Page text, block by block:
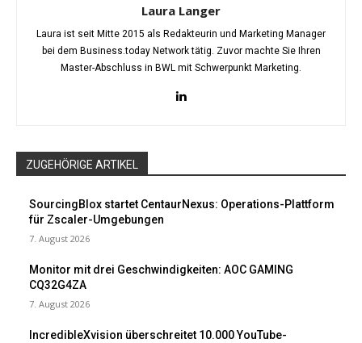
Laura Langer
Laura ist seit Mitte 2015 als Redakteurin und Marketing Manager
bei dem Business.today Network tätig. Zuvor machte Sie Ihren
Master-Abschluss in BWL mit Schwerpunkt Marketing.
ZUGEHÖRIGE ARTIKEL
SourcingBlox startet CentaurNexus: Operations-Plattform
für Zscaler-Umgebungen
7. August 2026
Monitor mit drei Geschwindigkeiten: AOC GAMING
CQ32G4ZA
7. August 2026
IncredibleXvision überschreitet 10.000 YouTube-